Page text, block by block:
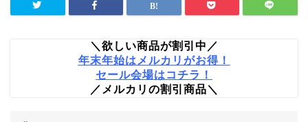
＼欲しい商品が割引中／
年末年始はメルカリがお得！
セール会場はコチラ！
／メルカリの割引商品＼